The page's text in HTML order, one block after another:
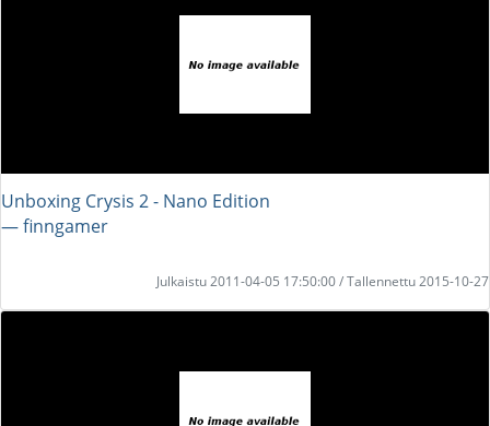
Unboxing Crysis 2 - Nano Edition
― finngamer
Julkaistu 2011-04-05 17:50:00 / Tallennettu 2015-10-27